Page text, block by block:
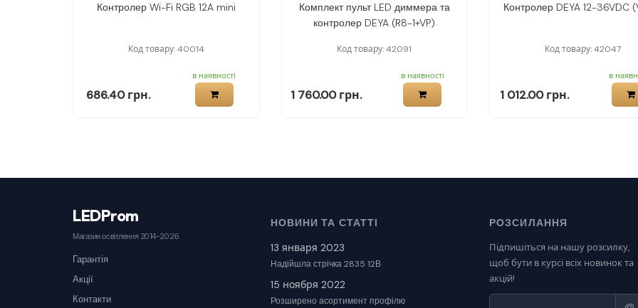
Контролер Wi-Fi RGB 12A mini
Код товару: 40014
686.40 грн.
в наявності
Комплект пульт LED диммера та
контролер DEYA (R8-1+VP)
Код товару: 42091
1 760.00 грн.
в наявності
Контролер DEYA 12-36VDC
Код товару: 42047
1 012.00 грн.
в
LEDProm
Магазин освітлення 2014-2026
Гарантія
Акції
Контакти
НОВИНИ ТА СТАТТІ
13 января 2023
Надійшла стрічка 2835 12В
15 ноября 2022
Розширено асортимент профілю
РОЗСИЛАННЯ
Підпишіться на нашу розсилку,
щоб бути в курсі всіх новинок та
акцій!